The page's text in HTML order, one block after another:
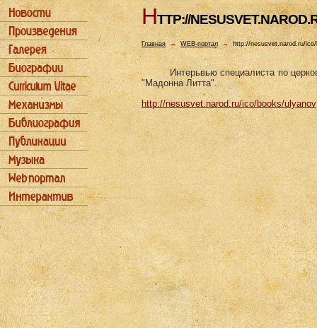
HTTP://
Главная→ WEB-портал → http://nesusvet.narod.ru/
Интерьвью специалиста по
"Мадонна Литта".
http://nesusvet.narod.ru/ico/books/ulyanov